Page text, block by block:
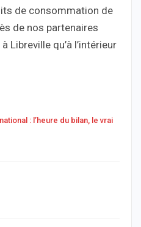
de consommation de
de nos partenaires
Libreville qu’à l’intérieur
: l’heure du bilan, le vrai